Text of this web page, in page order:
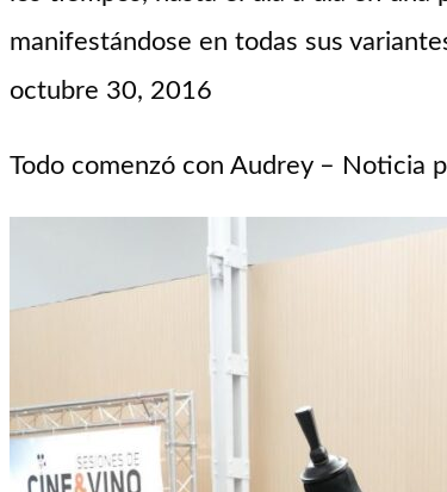
manifestándose en todas sus
octubre 30, 2016
Todo comenzó con Audrey – Noticia